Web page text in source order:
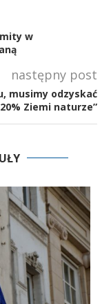
w
następny post
musimy odzyskać
Ziemi naturze”